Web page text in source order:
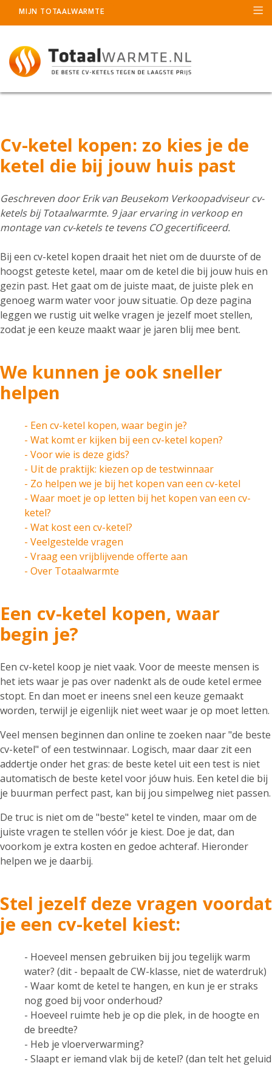
MIJN TOTAALWARMTE
Cv-ketel kopen: zo kies je de
ketel die bij jouw huis past
Geschreven doorErik van Beusekom Verkoopadviseur cv-
ketels bij Totaalwarmte. 9 jaar ervaring in verkoop en
montage van cv-ketels te tevens CO gecertificeerd.
Bij een cv-ketel kopen draait het niet om de duurste of de
hoogst geteste ketel, maar om de ketel die bij jouw huis en
gezin past. Het gaat om de juiste maat, de juiste plek en
genoeg warm water voor jouw situatie. Op deze pagina
leggen we rustig uit welke vragen je jezelf moet stellen,
zodat je een keuze maakt waar je jaren blij mee bent.
We kunnen je ook sneller
helpen
- Een cv-ketel kopen, waar begin je?
- Wat komt er kijken bij een cv-ketel kopen?
- Voor wie is deze gids?
- Uit de praktijk: kiezen op de testwinnaar
- Zo helpen we je bij het kopen van een cv-ketel
- Waar moet je op letten bij het kopen van een cv-
ketel?
- Wat kost een cv-ketel?
- Veelgestelde vragen
- Vraag een vrijblijvende offerte aan
- Over Totaalwarmte
Een cv-ketel kopen, waar
begin je?
Een cv-ketel koop je niet vaak. Voor de meeste mensen is
het iets waar je pas over nadenkt als de oude ketel ermee
stopt. En dan moet er ineens snel een keuze gemaakt
worden, terwijl je eigenlijk niet weet waar je op moet letten.
Veel mensen beginnen dan online te zoeken naar "de beste
cv-ketel" of een testwinnaar. Logisch, maar daar zit een
addertje onder het gras: de beste ketel uit een test is niet
automatisch de beste ketel voor jóuw huis. Een ketel die bij
je buurman perfect past, kan bij jou simpelweg niet passen.
De truc is niet om de "beste" ketel te vinden, maar om de
juiste vragen te stellen vóór je kiest. Doe je dat, dan
voorkom je extra kosten en gedoe achteraf. Hieronder
helpen we je daarbij.
Stel jezelf deze vragen voordat
je een cv-ketel kiest:
- Hoeveel mensen gebruiken bij jou tegelijk warm
water? (dit - bepaalt de CW-klasse, niet de waterdruk)
- Waar komt de ketel te hangen, en kun je er straks
nog goed bij voor onderhoud?
- Hoeveel ruimte heb je op die plek, in de hoogte en
de breedte?
- Heb je vloerverwarming?
- Slaapt er iemand vlak bij de ketel? (dan telt het geluid